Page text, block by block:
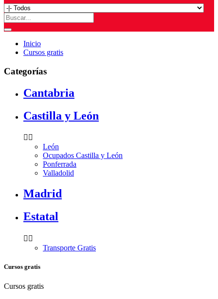
Inicio
Cursos gratis
Categorías
Cantabria
Castilla y León
 
León
Ocupados Castilla y León
Ponferrada
Valladolid
Madrid
Estatal
 
Transporte Gratis
Cursos gratis
Cursos gratis